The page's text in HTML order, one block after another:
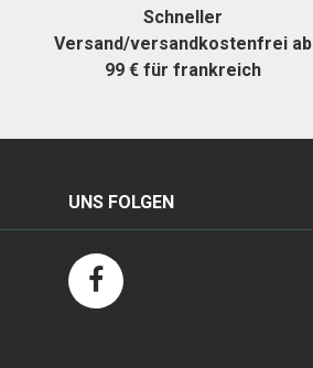
Schneller
Versand/versandkostenfrei ab
99 € für frankreich
UNS FOLGEN